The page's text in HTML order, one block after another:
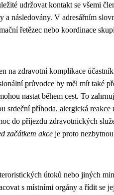
udržovat kontakt se všemi
a následovány. V adresářním
řetězec nebo koordinace
na zdravotní komplikace
průvodce by měl mít také
nastat během cest. To
srdeční příhoda, alergická reakce
do příjezdu zdravotnických
začátkem akce je proto
útoků nebo jiných
s místními orgány a řídit se